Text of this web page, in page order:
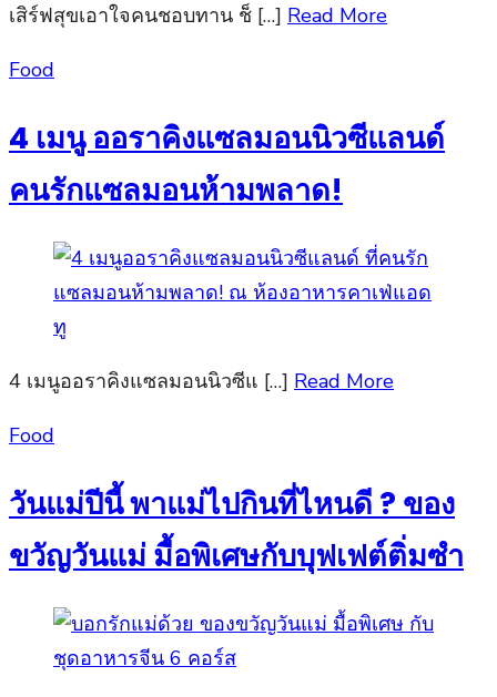
เสิร์ฟสุขเอาใจคนชอบทาน ช็ […] Read More
Posted
Food
4 เมนู ออราคิงแซลมอนนิวซีแลนด์
คนรักแซลมอนห้ามพลาด!
4 เมนูออราคิงแซลมอนนิวซีแ […] Read More
Posted
Food
วันแม่ปีนี้ พาแม่ไปกินที่ไหนดี ? ของ
ขวัญวันแม่ มื้อพิเศษกับบุฟเฟต์ติ่มซำ